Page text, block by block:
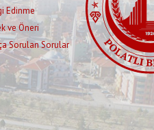
Edinme
ve Öneri
Sorulan Sorular